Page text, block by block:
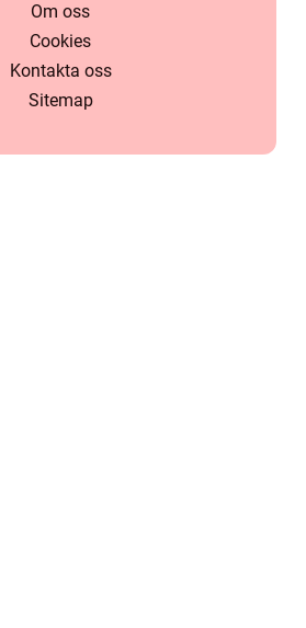
Om oss
Cookies
Kontakta oss
Sitemap